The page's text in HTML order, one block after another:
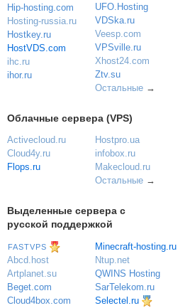
Hip-hosting.com
Hosting-russia.ru
Hostkey.ru
HostVDS.com
ihc.ru
ihor.ru
UFO.Hosting
VDSka.ru
Veesp.com
VPSville.ru
Xhost24.com
Ztv.su
Остальные→
Облачные сервера (VPS)
Activecloud.ru
Cloud4y.ru
Flops.ru
Hostpro.ua
infobox.ru
Makecloud.ru
Остальные→
Выделенные сервера с
русской поддержкой
FASTVPS
Abcd.host
Artplanet.su
Beget.com
Cloud4box.com
Minecraft-hosting.ru
Ntup.net
QWINS Hosting
SarTelekom.ru
Selectel.ru